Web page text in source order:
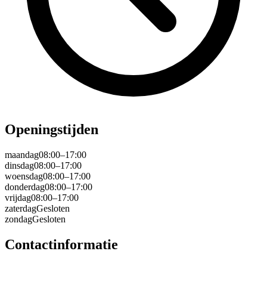
Openingstijden
maandag08:00–17:00
dinsdag08:00–17:00
woensdag08:00–17:00
donderdag08:00–17:00
vrijdag08:00–17:00
zaterdagGesloten
zondagGesloten
Contactinformatie